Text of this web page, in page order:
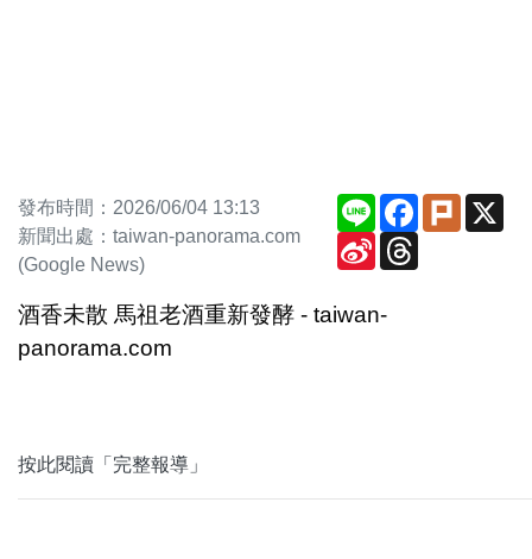
發布時間：2026/06/04 13:13
新聞出處：taiwan-panorama.com
(Google News)
Line Facebook
Plurk
Sina
Weibo
酒香未散 馬祖老酒重新發酵 - taiwan-
panorama.com
按此閱讀「完整報導」